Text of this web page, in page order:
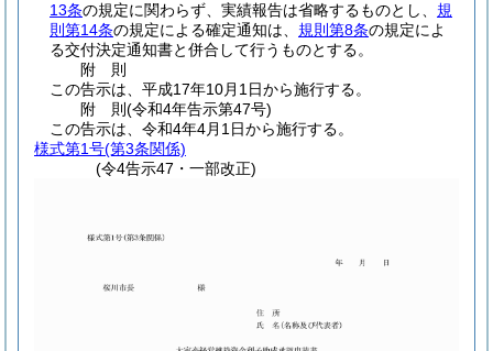
13条の規定に関わらず、実績報告は省略するものとし、 規
則第14条の規定による確定通知は、 規則第8条の規定によ
る交付決定通知書と併合して行うものとする。
附 則
この告示は、平成17年10月1日から施行する。
附 則(令和4年告示第47号)
この告示は、令和4年4月1日から施行する。
様式第1号(第3条関係)
(令4告示47・一部改正)